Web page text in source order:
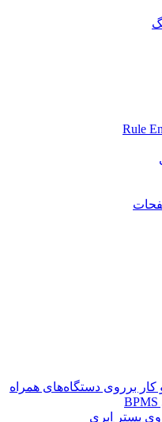
برروی دستگاه‌های همراه
بستر ابری